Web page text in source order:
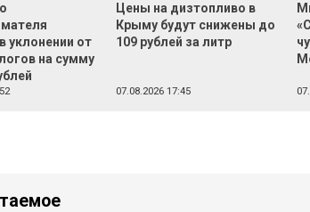
уклонении от
на сумму
Цены на дизтопливо в
Крыму будут снижены до
109 рублей за литр
07.08.2026 17:45